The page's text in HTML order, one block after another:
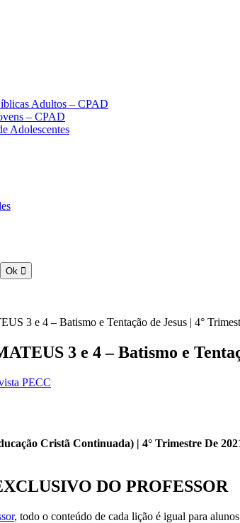
Adultos – CPAD
– CPAD
Adolescentes
3 e 4 – Batismo e Tentação de Jesus | 4°
3 e 4 – Batismo e
PECC
Cristã Continuada) | 4° Trimestre De
DO PROFESSOR
, todo o conteúdo de cada lição é igual para